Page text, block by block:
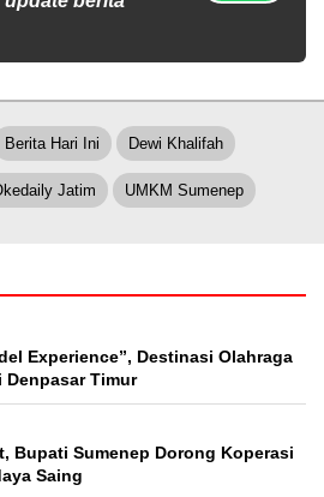
Berita Hari Ini Dewi Khalifah
Jatim UMKM Sumenep
Experience”, Destinasi Olahraga
Denpasar Timur
Bupati Sumenep Dorong Koperasi
Saing